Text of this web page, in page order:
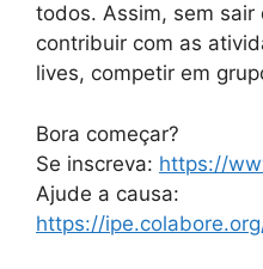
todos. Assim, sem sair
contribuir com as
lives, competir em
Bora começar?
Se inscreva: https://
Ajude a causa:
https://